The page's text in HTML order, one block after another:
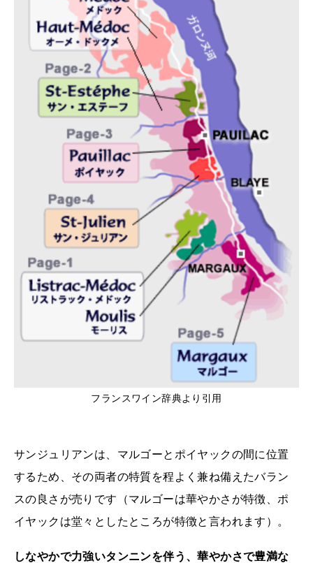
フランスワイン辞典より引用
サンジュリアンは、マルゴーとポイヤックの間に位置
するため、その両者の特質を程よく兼ね備えたバラン
スの良さが売りです（マルゴーは華やかさが特徴、ポ
イヤックは堂々としたところが特徴と言われます）。
しなやかで力強いタンニンを伴う、華やかさで豊満な